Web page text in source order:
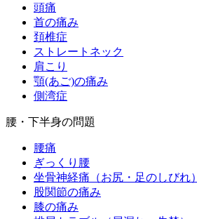
頭痛
首の痛み
頚椎症
ストレートネック
肩こり
顎(あご)の痛み
側湾症
腰・下半身の問題
腰痛
ぎっくり腰
坐骨神経痛（お尻・足のしびれ）
股関節の痛み
膝の痛み